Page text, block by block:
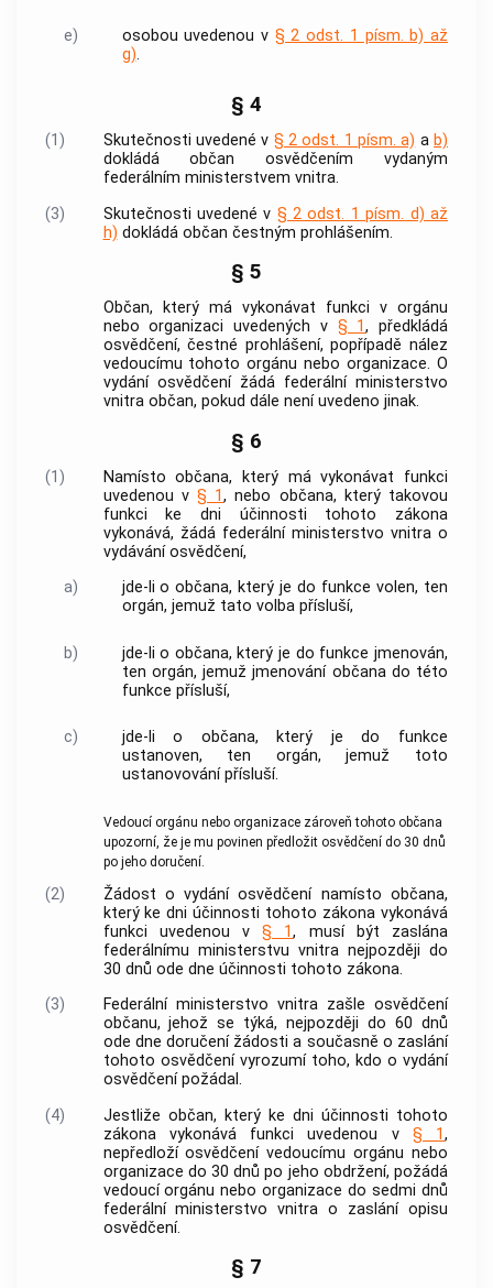
e) osobou uvedenou v § 2 odst. 1 písm. b) až
g).
§ 4
(1) Skutečnosti uvedené v § 2 odst. 1 písm. a) ab)
dokládá občan osvědčením vydaným
federálním ministerstvem vnitra.
(3)
Skutečnosti uvedené v § 2 odst. 1 písm. d) až
h) dokládá občan čestným prohlášením.
§ 5
Občan, který má vykonávat funkci v orgánu
nebo organizaci uvedených v § 1, předkládá
osvědčení, čestné prohlášení, popřípadě nález
vedoucímu tohoto orgánu nebo organizace. O
vydání osvědčení žádá federální ministerstvo
vnitra občan, pokud dále není uvedeno jinak.
§ 6
(1)
Namísto občana, který má vykonávat funkci
uvedenou v § 1, nebo občana, který takovou
funkci ke dni účinnosti tohoto zákona
vykonává, žádá federální ministerstvo vnitra o
vydávání osvědčení,
a)
jde-li o občana, který je do funkce volen, ten
orgán, jemuž tato volba přísluší,
b)
jde-li o občana, který je do funkce jmenován,
ten orgán, jemuž jmenování občana do této
funkce přísluší,
c)
jde-li o občana, který je do funkce
ustanoven, ten orgán, jemuž toto
ustanovování přísluší.
Vedoucí orgánu nebo organizace zároveň tohoto občana
upozorní, že je mu povinen předložit osvědčení do 30 dnů
po jeho doručení.
(2)
Žádost o vydání osvědčení namísto občana,
který ke dni účinnosti tohoto zákona vykonává
funkci uvedenou v§ 1, musí být zaslána
federálnímu ministerstvu vnitra nejpozději do
30 dnů ode dne účinnosti tohoto zákona.
(3)
Federální ministerstvo vnitra zašle osvědčení
občanu, jehož se týká, nejpozději do 60 dnů
ode dne doručení žádosti a současně o zaslání
tohoto osvědčení vyrozumí toho, kdo o vydání
osvědčení požádal.
(4)
Jestliže občan, který ke dni účinnosti tohoto
zákona vykonává funkci uvedenou v § 1,
nepředloží osvědčení vedoucímu orgánu nebo
organizace do 30 dnů po jeho obdržení, požádá
vedoucí orgánu nebo organizace do sedmi dnů
federální ministerstvo vnitra o zaslání opisu
osvědčení.
§ 7